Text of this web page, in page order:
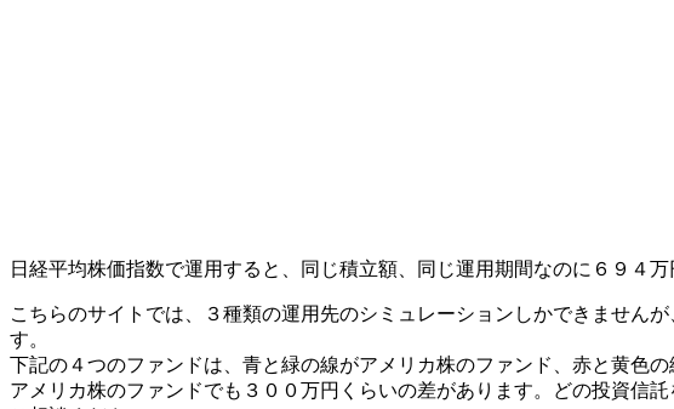
日経平均株価指数で運用すると、同じ積立額、同じ運用期間なのに６９４
こちらのサイトでは、３種類の運用先のシミュレーションしかできません
す。
下記の４つのファンドは、青と緑の線がアメリカ株のファンド、赤と黄色の
アメリカ株のファンドでも３００万円くらいの差があります。どの投資信